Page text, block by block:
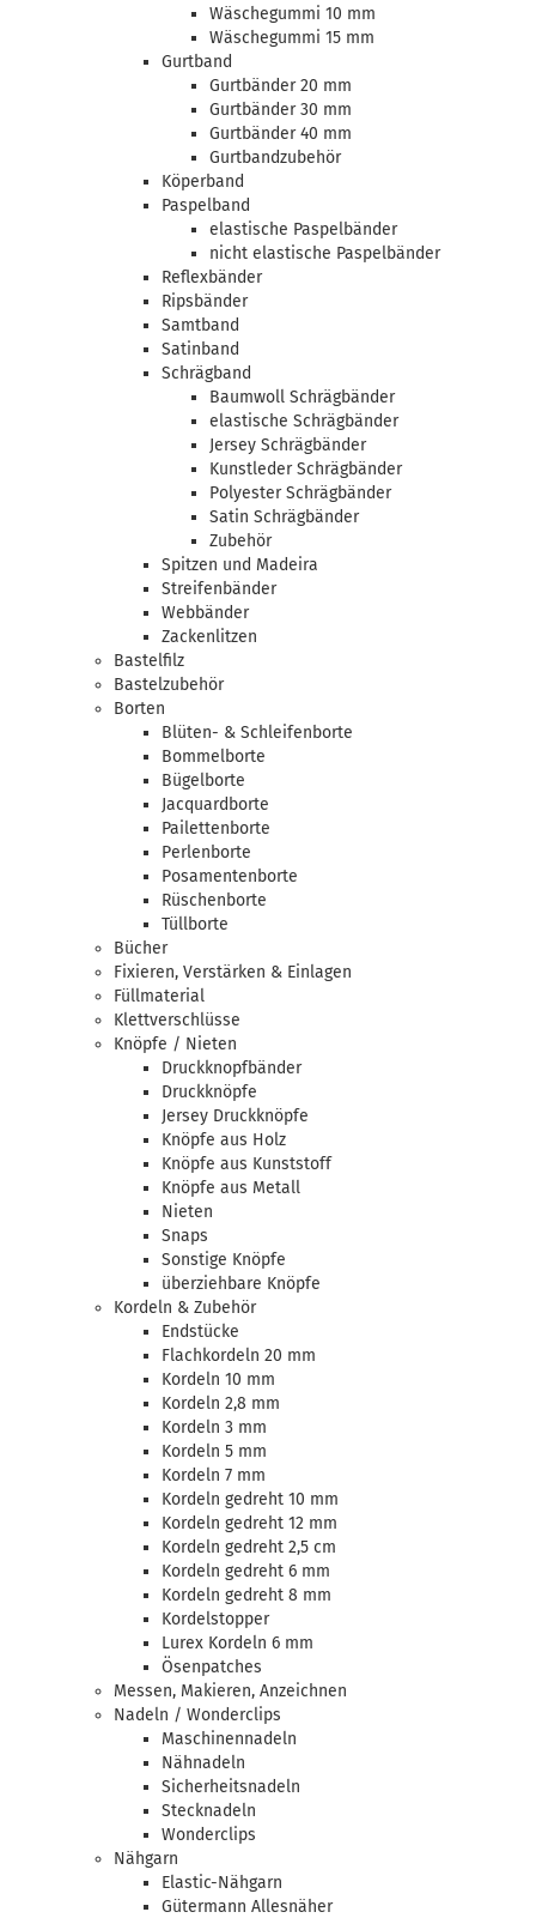
Wäschegummi 10 mm
Wäschegummi 15 mm
Gurtband
Gurtbänder 20 mm
Gurtbänder 30 mm
Gurtbänder 40 mm
Gurtbandzubehör
Köperband
Paspelband
elastische Paspelbänder
nicht elastische Paspelbänder
Reflexbänder
Ripsbänder
Samtband
Satinband
Schrägband
Baumwoll Schrägbänder
elastische Schrägbänder
Jersey Schrägbänder
Kunstleder Schrägbänder
Polyester Schrägbänder
Satin Schrägbänder
Zubehör
Spitzen und Madeira
Streifenbänder
Webbänder
Zackenlitzen
Bastelfilz
Bastelzubehör
Borten
Blüten- & Schleifenborte
Bommelborte
Bügelborte
Jacquardborte
Pailettenborte
Perlenborte
Posamentenborte
Rüschenborte
Tüllborte
Bücher
Fixieren, Verstärken & Einlagen
Füllmaterial
Klettverschlüsse
Knöpfe / Nieten
Druckknopfbänder
Druckknöpfe
Jersey Druckknöpfe
Knöpfe aus Holz
Knöpfe aus Kunststoff
Knöpfe aus Metall
Nieten
Snaps
Sonstige Knöpfe
überziehbare Knöpfe
Kordeln & Zubehör
Endstücke
Flachkordeln 20 mm
Kordeln 10 mm
Kordeln 2,8 mm
Kordeln 3 mm
Kordeln 5 mm
Kordeln 7 mm
Kordeln gedreht 10 mm
Kordeln gedreht 12 mm
Kordeln gedreht 2,5 cm
Kordeln gedreht 6 mm
Kordeln gedreht 8 mm
Kordelstopper
Lurex Kordeln 6 mm
Ösenpatches
Messen, Makieren, Anzeichnen
Nadeln / Wonderclips
Maschinennadeln
Nähnadeln
Sicherheitsnadeln
Stecknadeln
Wonderclips
Nähgarn
Elastic-Nähgarn
Gütermann Allesnäher